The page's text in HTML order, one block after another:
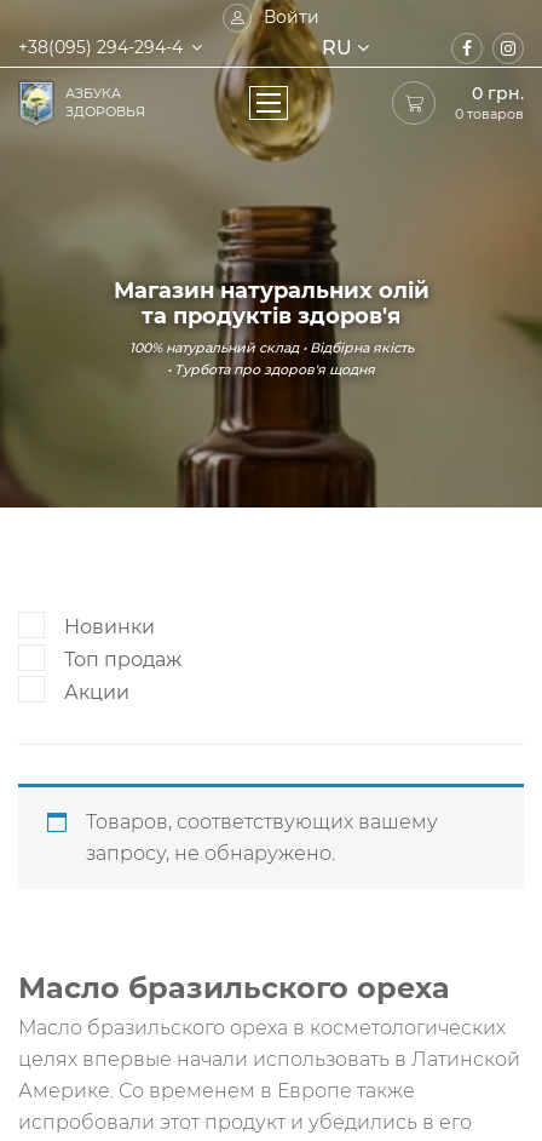
Войти
+38(095) 294-294-4
RU
АЗБУКА
ЗДОРОВЬЯ
0 грн.
0 товаров
Магазин натуральних олій
та продуктів здоров'я
100% натуральний склад • Відбірна якість
• Турбота про здоров'я щодня
Новинки
Топ продаж
Акции
Товаров, соответствующих вашему
запросу, не обнаружено.
Масло бразильского ореха
Масло бразильского ореха в косметологических
целях впервые начали использовать в Латинской
Америке. Со временем в Европе также
испробовали этот продукт и убедились в его